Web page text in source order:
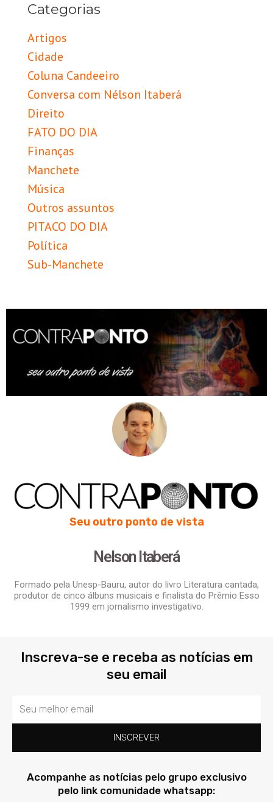
Categorias
Artigos
Cidade
Coluna Candeeiro
Conversa com Nélson Itaberá
Direito
FATO DO DIA
Finanças
Manchete
Música
Outros assuntos
PITACO DO DIA
Política
Sub-Manchete
Seu outro ponto de vista
Nelson Itaberá
Formado pela Unesp-Bauru, autor do livro Literatura cantada,
produtor de cinco álbuns musicais e finalista do Prêmio Esso
1999 em jornalismo investigativo.
Inscreva-se e receba as notícias em
seu email
Email
INSCREVER
Acompanhe as notícias pelo grupo exclusivo
pelo link comunidade whatsapp: